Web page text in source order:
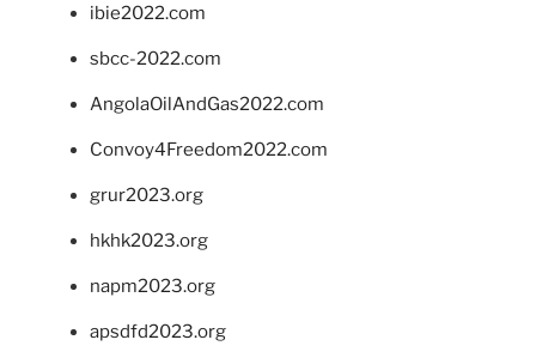
ibie2022.com
sbcc-2022.com
AngolaOilAndGas2022.com
Convoy4Freedom2022.com
grur2023.org
hkhk2023.org
napm2023.org
apsdfd2023.org